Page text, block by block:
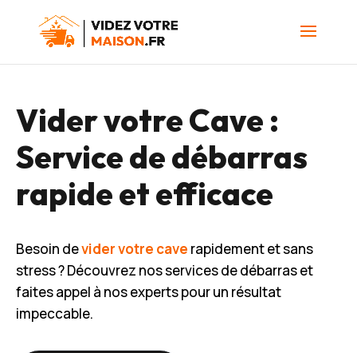
Vider votre Cave :
Service de débarras
rapide et efficace
Besoin devider votre cave rapidement et sans
stress ? Découvrez nos services de débarras et
faites appel à nos experts pour un résultat
impeccable.